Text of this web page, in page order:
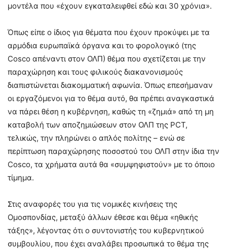
μοντέλα που «έχουν εγκαταλειφθεί εδώ και 30 χρόνια».
Όπως είπε ο ίδιος για θέματα που έχουν προκύψει με τα
αρμόδια ευρωπαϊκά όργανα και το φορολογικό (της
Cosco απέναντι στον ΟΛΠ) θέμα που σχετίζεται με την
παραχώρηση και τους φιλικούς διακανονισμούς
διαπιστώνεται διακομματική αφωνία. Όπως επεσήμαναν
οι εργαζόμενοι για το θέμα αυτό, θα πρέπει αναγκαστικά
να πάρει θέση η κυβέρνηση, καθώς τη «ζημιά» από τη μη
καταβολή των αποζημιώσεων στον ΟΛΠ της PCT,
τελικώς, την πληρώνει ο απλός πολίτης – ενώ σε
περίπτωση παραχώρησης ποσοστού του ΟΛΠ στην ίδια την
Cosco, τα χρήματα αυτά θα «συμψηφιστούν» με το όποιο
τίμημα.
Στις αναφορές του για τις νομικές κινήσεις της
Ομοσπονδίας, μεταξύ άλλων έθεσε και θέμα «ηθικής
τάξης», λέγοντας ότι ο συντονιστής του κυβερνητικού
συμβουλίου, που έχει αναλάβει προσωπικά το θέμα της